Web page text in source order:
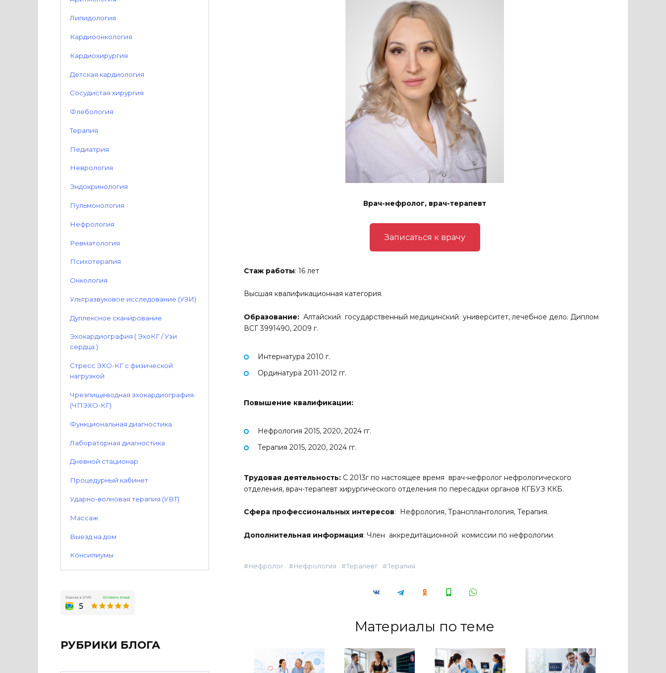
Врач-нефролог, врач-терапевт
Записаться к врачу
Стаж работы: 16 лет
Высшая квалификационная категория.
Образование: Алтайский государственный медицинский университет, лечебное дело. Диплом
ВСГ 3991490, 2009 г.
Интернатура 2010 г.
Ординатура 2011-2012 гг.
Повышение квалификации:
Нефрология 2015, 2020, 2024 гг.
Терапия 2015, 2020, 2024 гг.
Трудовая деятельность: С 2013г по настоящее время врач-нефролог нефрологического
отделения, врач-терапевт хирургического отделения по пересадки органов КГБУЗ ККБ.
Сфера профессиональных интересов: Нефрология, Трансплантология, Терапия.
Дополнительная информация: Член аккредитационной комиссии по нефрологии.
Нефролог Нефрология Терапевт Терапия
Материалы по теме
Липидология
Кардиоонкология
Кардиохирургия
Детская кардиология
Сосудистая хирургия
Флебология
Терапия
Педиатрия
Неврология
Эндокринология
Пульмонология
Нефрология
Ревматология
Психотерапия
Онкология
Ультразвуковое исследование (УЗИ)
Дуплексное сканирование
Эхокардиография ( ЭхоКГ / Узи
сердца )
Стресс ЭХО-КГ с физической
нагрузкой
Чрезпищеводная эхокардиография
(ЧПЭХО-КГ)
Функциональная диагностика
Лабораторная диагностика
Дневной стационар
Процедурный кабинет
Ударно-волновая терапия (УВТ)
Массаж
Выезд на дом
Консилиумы
РУБРИКИ БЛОГА